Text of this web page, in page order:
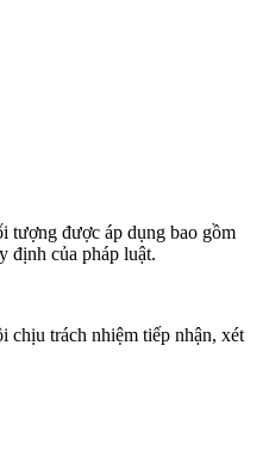
tượng được áp dụng bao gồm
định của pháp luật.
chịu trách nhiệm tiếp nhận, xét